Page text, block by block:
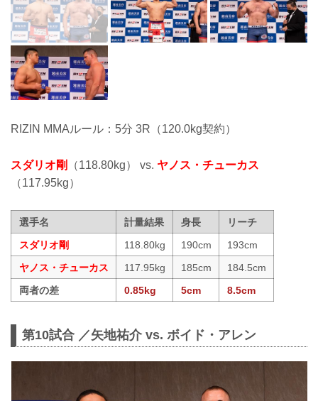
RIZIN MMAルール：5分 3R（120.0kg契約）
スダリオ剛 （118.80kg） vs. ヤノス・チューカス
（117.95kg）
選手名 計量結果 身長
リーチ
スダリオ剛
118.80kg 190cm
193cm
ヤノス・チューカス
117.95kg 185cm
184.5cm
両者の差
0.85kg 5cm 8.5cm
第10試合 ／矢地祐介 vs. ボイド・アレン